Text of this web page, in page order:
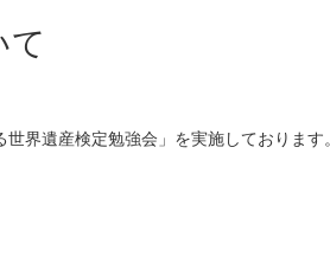
界遺産検定勉強会」を実施しております。